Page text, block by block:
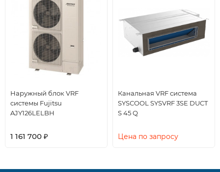
Наружный блок VRF
системы Fujitsu
AJY126LELBH
1 161 700 ₽
Канальная VRF система
SYSCOOL SYSVRF 3SE DUCT
S 45 Q
Цена по запросу